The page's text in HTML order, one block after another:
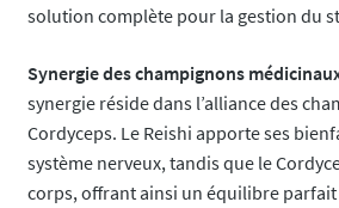
solution complète pour la gestion du
Synergie des champignons
synergie réside dans l’alliance des
Cordyceps. Le Reishi apporte ses
système nerveux, tandis que le
corps, offrant ainsi un équilibre